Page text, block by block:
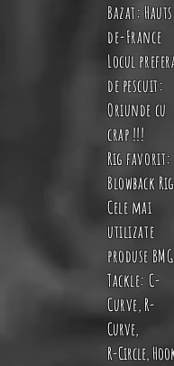
Bazat:
de-France
Locul
de pescuit:
Oriunde cu
crap !!!
Rig favorit:
Blowback Rig
Cele mai
utilizate
produse BMG
Tackle: C-
Curve,R-
Curve,
R-Circle,